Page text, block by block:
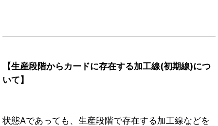
【生産段階からカードに存在する加工線(初期線)につ
いて】
状態Aであっても、生産段階で存在する加工線などを